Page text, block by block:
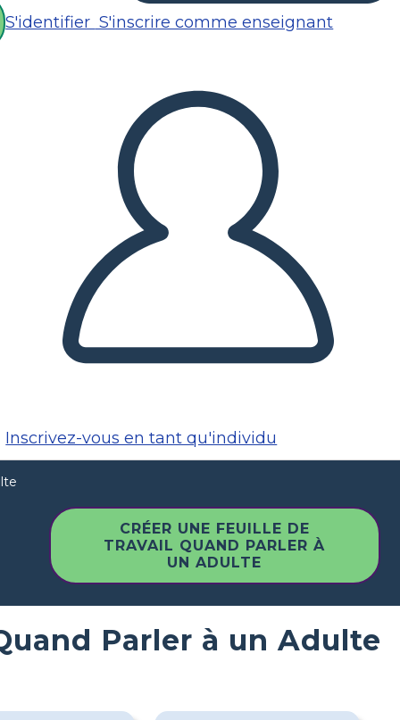
S'identifier S'inscrire comme enseignant
Inscrivez-vous en tant qu'individu
CRÉER UNE FEUILLE DE
TRAVAIL QUAND PARLER À
UN ADULTE
Parler à un Adulte